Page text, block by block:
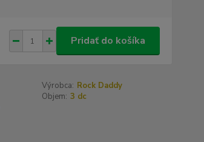
Pridať do košíka
Výrobca: Rock Daddy
Objem: 3 dc